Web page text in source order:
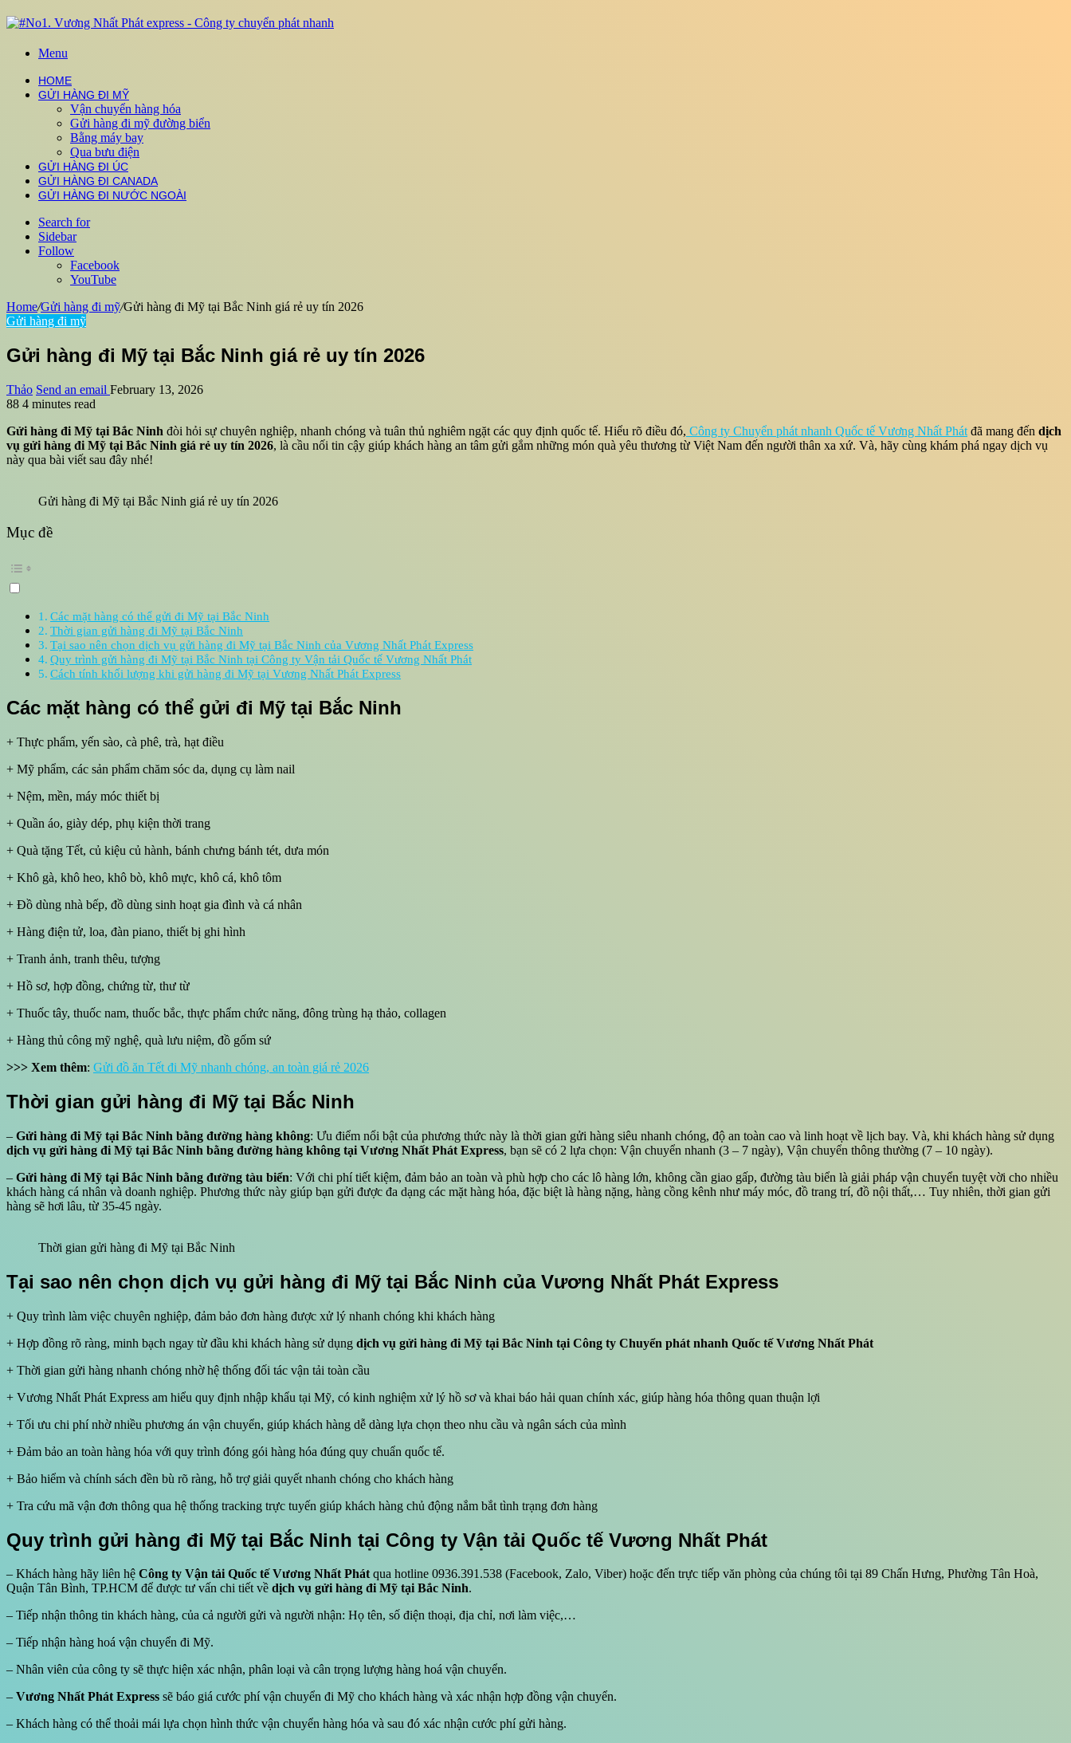
Menu
HOME
GỬI HÀNG ĐI MỸ
Vận chuyển hàng hóa
Gửi hàng đi mỹ đường biển
Bằng máy bay
Qua bưu điện
GỬI HÀNG ĐI ÚC
GỬI HÀNG ĐI CANADA
GỬI HÀNG ĐI NƯỚC NGOÀI
Search for
Sidebar
Follow
Facebook
YouTube
Home/Gửi hàng đi mỹ/Gửi hàng đi Mỹ tại Bắc Ninh giá rẻ uy tín 2026
Gửi hàng đi mỹ
Gửi hàng đi Mỹ tại Bắc Ninh giá rẻ uy tín 2026
Thảo Send an email February 13, 2026
88 4 minutes read
Gửi hàng đi Mỹ tại Bắc Ninh đòi hỏi sự chuyên nghiệp, nhanh chóng và tuân thủ nghiêm ngặt các quy định quốc tế. Hiểu rõ điều đó, Công ty Chuyển phát nhanh Quốc tế Vương Nhất Phát đã mang đến dịch
vụ gửi hàng đi Mỹ tại Bắc Ninh giá rẻ uy tín 2026, là cầu nối tin cậy giúp khách hàng an tâm gửi gắm những món quà yêu thương từ Việt Nam đến người thân xa xứ. Và, hãy cùng khám phá ngay dịch vụ
này qua bài viết sau đây nhé!
Gửi hàng đi Mỹ tại Bắc Ninh giá rẻ uy tín 2026
Mục đề
Các mặt hàng có thể gửi đi Mỹ tại Bắc Ninh
Thời gian gửi hàng đi Mỹ tại Bắc Ninh
Tại sao nên chọn dịch vụ gửi hàng đi Mỹ tại Bắc Ninh của Vương Nhất Phát Express
Quy trình gửi hàng đi Mỹ tại Bắc Ninh tại Công ty Vận tải Quốc tế Vương Nhất Phát
Cách tính khối lượng khi gửi hàng đi Mỹ tại Vương Nhất Phát Express
Các mặt hàng có thể gửi đi Mỹ tại Bắc Ninh
+ Thực phẩm, yến sào, cà phê, trà, hạt điều
+ Mỹ phẩm, các sản phẩm chăm sóc da, dụng cụ làm nail
+ Nệm, mền, máy móc thiết bị
+ Quần áo, giày dép, phụ kiện thời trang
+ Quà tặng Tết, củ kiệu củ hành, bánh chưng bánh tét, dưa món
+ Khô gà, khô heo, khô bò, khô mực, khô cá, khô tôm
+ Đồ dùng nhà bếp, đồ dùng sinh hoạt gia đình và cá nhân
+ Hàng điện tử, loa, đàn piano, thiết bị ghi hình
+ Tranh ảnh, tranh thêu, tượng
+ Hồ sơ, hợp đồng, chứng từ, thư từ
+ Thuốc tây, thuốc nam, thuốc bắc, thực phẩm chức năng, đông trùng hạ thảo, collagen
+ Hàng thủ công mỹ nghệ, quà lưu niệm, đồ gốm sứ
>>> Xem thêm: Gửi đồ ăn Tết đi Mỹ nhanh chóng, an toàn giá rẻ 2026
Thời gian gửi hàng đi Mỹ tại Bắc Ninh
– Gửi hàng đi Mỹ tại Bắc Ninh bằng đường hàng không: Ưu điểm nổi bật của phương thức này là thời gian gửi hàng siêu nhanh chóng, độ an toàn cao và linh hoạt về lịch bay. Và, khi khách hàng sử dụng
dịch vụ gửi hàng đi Mỹ tại Bắc Ninh bằng đường hàng không tại Vương Nhất Phát Express, bạn sẽ có 2 lựa chọn: Vận chuyển nhanh (3 – 7 ngày), Vận chuyển thông thường (7 – 10 ngày).
– Gửi hàng đi Mỹ tại Bắc Ninh bằng đường tàu biển: Với chi phí tiết kiệm, đảm bảo an toàn và phù hợp cho các lô hàng lớn, không cần giao gấp, đường tàu biển là giải pháp vận chuyển tuyệt vời cho nhiều
khách hàng cá nhân và doanh nghiệp. Phương thức này giúp bạn gửi được đa dạng các mặt hàng hóa, đặc biệt là hàng nặng, hàng cồng kênh như máy móc, đồ trang trí, đồ nội thất,… Tuy nhiên, thời gian gửi
hàng sẽ hơi lâu, từ 35-45 ngày.
Thời gian gửi hàng đi Mỹ tại Bắc Ninh
Tại sao nên chọn dịch vụ gửi hàng đi Mỹ tại Bắc Ninh của Vương Nhất Phát Express
+ Quy trình làm việc chuyên nghiệp, đảm bảo đơn hàng được xử lý nhanh chóng khi khách hàng
+ Hợp đồng rõ ràng, minh bạch ngay từ đầu khi khách hàng sử dụng dịch vụ gửi hàng đi Mỹ tại Bắc Ninh tại Công ty Chuyển phát nhanh Quốc tế Vương Nhất Phát
+ Thời gian gửi hàng nhanh chóng nhờ hệ thống đối tác vận tải toàn cầu
+ Vương Nhất Phát Express am hiểu quy định nhập khẩu tại Mỹ, có kinh nghiệm xử lý hồ sơ và khai báo hải quan chính xác, giúp hàng hóa thông quan thuận lợi
+ Tối ưu chi phí nhờ nhiều phương án vận chuyển, giúp khách hàng dễ dàng lựa chọn theo nhu cầu và ngân sách của mình
+ Đảm bảo an toàn hàng hóa với quy trình đóng gói hàng hóa đúng quy chuẩn quốc tế.
+ Bảo hiểm và chính sách đền bù rõ ràng, hỗ trợ giải quyết nhanh chóng cho khách hàng
+ Tra cứu mã vận đơn thông qua hệ thống tracking trực tuyến giúp khách hàng chủ động nắm bắt tình trạng đơn hàng
Quy trình gửi hàng đi Mỹ tại Bắc Ninh tại Công ty Vận tải Quốc tế Vương Nhất Phát
– Khách hàng hãy liên hệ Công ty Vận tải Quốc tế Vương Nhất Phátqua hotline 0936.391.538 (Facebook, Zalo, Viber) hoặc đến trực tiếp văn phòng của chúng tôi tại 89 Chấn Hưng, Phường Tân Hoà,
Quận Tân Bình, TP.HCM để được tư vấn chi tiết về dịch vụ gửi hàng đi Mỹ tại Bắc Ninh.
– Tiếp nhận thông tin khách hàng, của cả người gửi và người nhận: Họ tên, số điện thoại, địa chỉ, nơi làm việc,…
– Tiếp nhận hàng hoá vận chuyển đi Mỹ.
– Nhân viên của công ty sẽ thực hiện xác nhận, phân loại và cân trọng lượng hàng hoá vận chuyển.
– Vương Nhất Phát Express sẽ báo giá cước phí vận chuyển đi Mỹ cho khách hàng và xác nhận hợp đồng vận chuyển.
– Khách hàng có thể thoải mái lựa chọn hình thức vận chuyển hàng hóa và sau đó xác nhận cước phí gửi hàng.